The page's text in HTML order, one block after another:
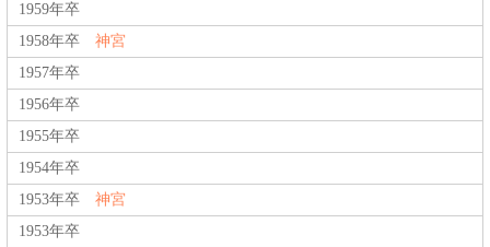
1959年卒
1958年卒 神宮
1957年卒
1956年卒
1955年卒
1954年卒
1953年卒 神宮
1953年卒